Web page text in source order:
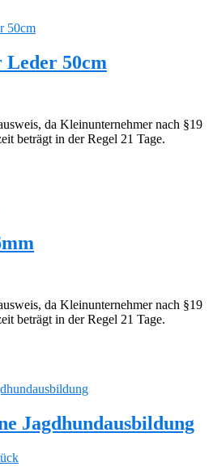
50cm
da Kleinunternehmer nach §19
beträgt in der Regel 21 Tage.
da Kleinunternehmer nach §19
beträgt in der Regel 21 Tage.
Jagdhundausbildung